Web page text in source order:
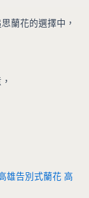
思蘭花的選擇中，
雄告別式蘭花 高